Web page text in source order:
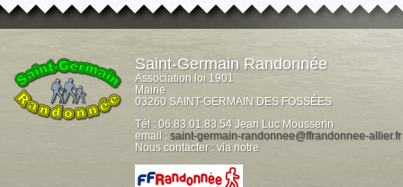
Saint-Germain Randonnée
Association loi 1901
Mairie
03260 SAINT-GERMAIN DES FOSSÉES
Tél : 06.83.01.83.54 Jean Luc Mousserin
email : saint-germain-randonnee@ffrandonnee-allier.fr
Nous contacter : via notre